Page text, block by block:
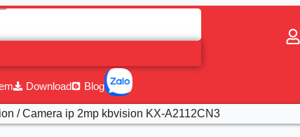
Download Blog
/ Camera ip 2mp kbvision KX-A2112CN3